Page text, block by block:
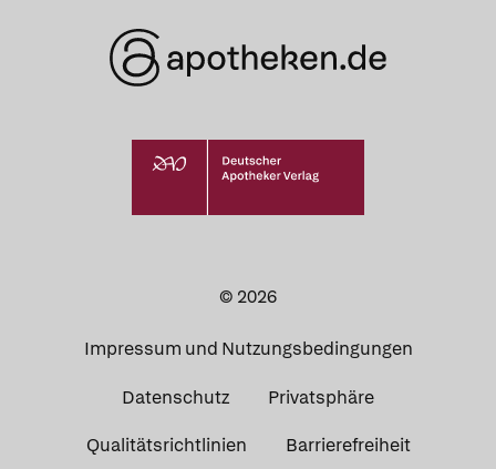
© 2026
Impressum und Nutzungsbedingungen
Datenschutz Privatsphäre
Qualitätsrichtlinien Barrierefreiheit